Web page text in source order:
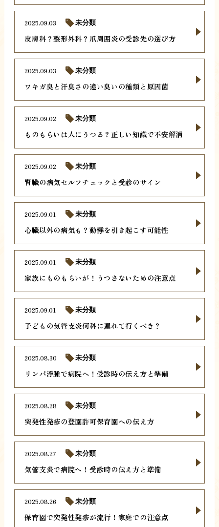
皮膚科？整形外科？爪周囲炎の受診先の選び方
2025.09.03 未分類
ワキガ臭と汗臭さの違い臭いの種類と原因菌
2025.09.03 未分類
ものもらいは人にうつる？正しい知識で不安解消
2025.09.02 未分類
腎臓の病気セルフチェックと受診のサイン
2025.09.02 未分類
心臓以外の病気も？動悸を引き起こす可能性
2025.09.01 未分類
家族にものもらいが！うつさないための注意点
2025.09.01 未分類
子どもの気管支炎何科に連れて行くべき？
2025.09.01 未分類
リンパ浮腫で病院へ！受診時の伝え方と準備
2025.08.30 未分類
突発性発疹の登園許可保育園への伝え方
2025.08.28 未分類
気管支炎で病院へ！受診時の伝え方と準備
2025.08.27 未分類
保育園で突発性発疹が流行！家庭での注意点
2025.08.26 未分類